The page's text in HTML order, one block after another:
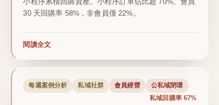
30 天回購率 58%，非會員僅 22%。
閱讀全文
每週案例分析 私域社群 會員經營 公私域閉環
私域回購率 67%